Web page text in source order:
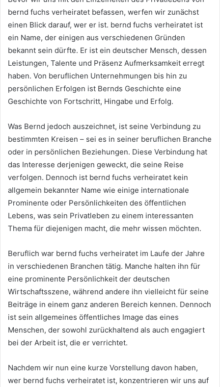
bernd fuchs verheiratet befassen, werfen wir zunächst
einen Blick darauf, wer er ist. bernd fuchs verheiratet ist
ein Name, der einigen aus verschiedenen Gründen
bekannt sein dürfte. Er ist ein deutscher Mensch, dessen
Leistungen, Talente und Präsenz Aufmerksamkeit erregt
haben. Von beruflichen Unternehmungen bis hin zu
persönlichen Erfolgen ist Bernds Geschichte eine
Geschichte von Fortschritt, Hingabe und Erfolg.
Was Bernd jedoch auszeichnet, ist seine Verbindung zu
bestimmten Kreisen – sei es in seiner beruflichen Branche
oder in persönlichen Beziehungen. Diese Verbindung hat
das Interesse derjenigen geweckt, die seine Reise
verfolgen. Dennoch ist bernd fuchs verheiratet kein
allgemein bekannter Name wie einige internationale
Prominente oder Persönlichkeiten des öffentlichen
Lebens, was sein Privatleben zu einem interessanten
Thema für diejenigen macht, die mehr wissen möchten.
Beruflich war bernd fuchs verheiratet im Laufe der Jahre
in verschiedenen Branchen tätig. Manche halten ihn für
eine prominente Persönlichkeit der deutschen
Wirtschaftsszene, während andere ihn vielleicht für seine
Beiträge in einem ganz anderen Bereich kennen. Dennoch
ist sein allgemeines öffentliches Image das eines
Menschen, der sowohl zurückhaltend als auch engagiert
bei der Arbeit ist, die er verrichtet.
Nachdem wir nun eine kurze Vorstellung davon haben,
wer bernd fuchs verheiratet ist, konzentrieren wir uns auf